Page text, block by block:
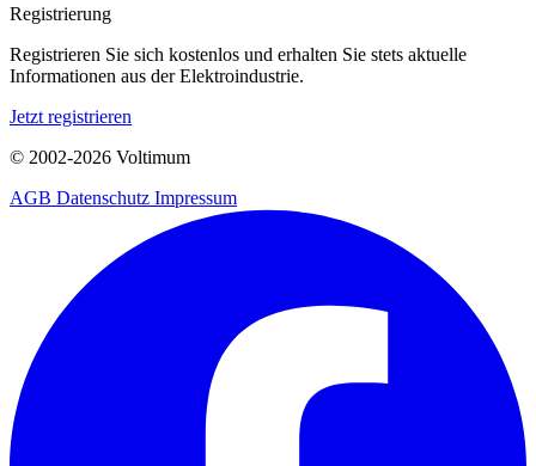
Registrierung
Registrieren Sie sich kostenlos und erhalten Sie stets aktuelle
Informationen aus der Elektroindustrie.
Jetzt registrieren
© 2002-2026 Voltimum
AGB Datenschutz Impressum